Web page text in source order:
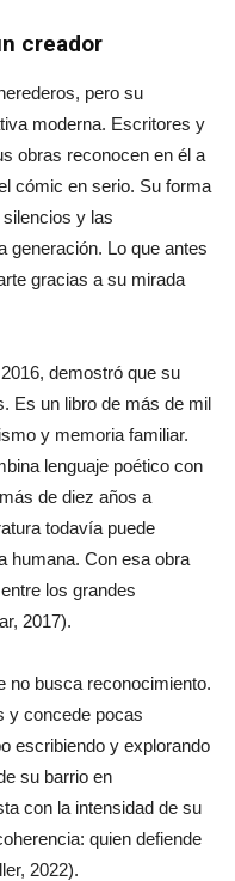
creador
pero su
moderna. Escritores y
obras reconocen en él a
cómic en serio. Su forma
y las
generación. Lo que antes
gracias a su mirada
demostró que su
Es un libro de más de mil
y memoria familiar.
lenguaje poético con
de diez años a
todavía puede
humana. Con esa obra
los grandes
2017).
no busca reconocimiento.
y concede pocas
escribiendo y explorando
su barrio en
con la intensidad de su
quien defiende
2022).